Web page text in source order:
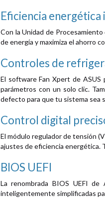
Eficiencia energética
Con la Unidad de
de energía y maximiza el ahorro
Controles de
El software Fan Xpert de
parámetros con un solo clic.
defecto para que tu sistema sea
Control digital
El módulo regulador de tensión
ajustes de eficiencia energética.
BIOS UEFI
La renombrada BIOS UEFI
inteligentemente simplificadas